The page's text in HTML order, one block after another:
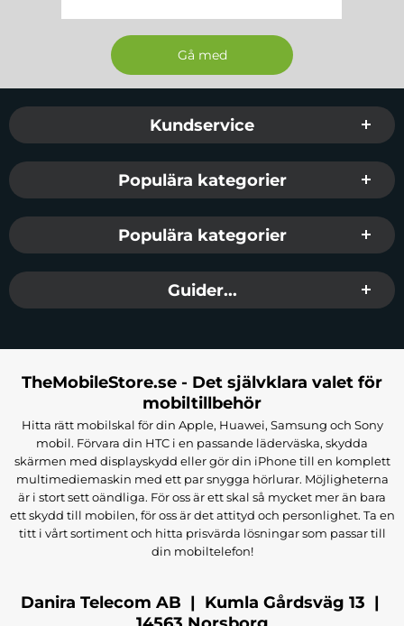
Sidfot Blandad info och länkar
Kundservice
Populära kategorier
Populära kategorier
Guider...
TheMobileStore.se - Det självklara valet för
mobiltillbehör
Hitta rätt mobilskal för din Apple, Huawei, Samsung och Sony
mobil. Förvara din HTC i en passande läderväska, skydda
skärmen med displayskydd eller gör din iPhone till en komplett
multimediemaskin med ett par snygga hörlurar. Möjligheterna
är i stort sett oändliga. För oss är ett skal så mycket mer än bara
ett skydd till mobilen, för oss är det attityd och personlighet. Ta en
titt i vårt sortiment och hitta prisvärda lösningar som passar till
din mobiltelefon!
Danira Telecom AB | Kumla Gårdsväg 13 |